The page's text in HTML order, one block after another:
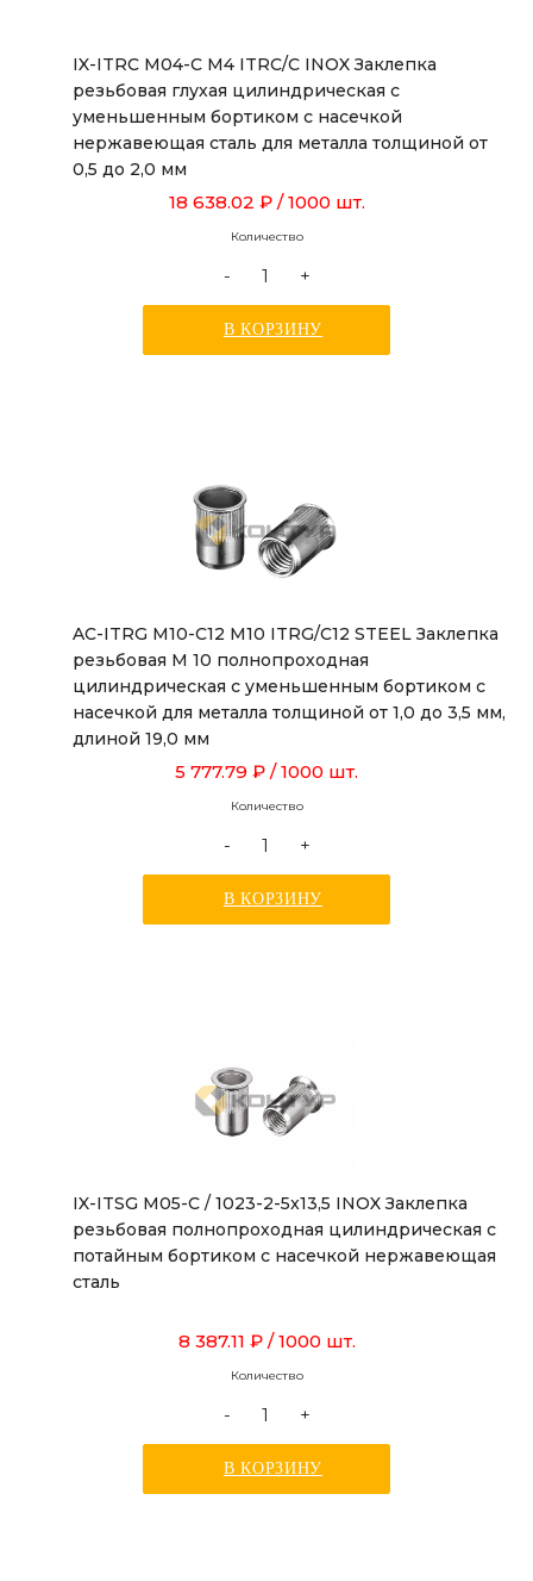
IX-ITRC M04-C M4 ITRC/C INOX Заклепка
резьбовая глухая цилиндрическая с
уменьшенным бортиком с насечкой
нержавеющая сталь для металла толщиной от
0,5 до 2,0 мм
18 638.02 ₽ / 1000 шт.
Количество
- +
В КОРЗИНУ
AC-ITRG M10-C12 M10 ITRG/C12 STEEL Заклепка
резьбовая М 10 полнопроходная
цилиндрическая с уменьшенным бортиком с
насечкой для металла толщиной от 1,0 до 3,5 мм,
длиной 19,0 мм
5 777.79 ₽ / 1000 шт.
Количество
- +
В КОРЗИНУ
IX-ITSG M05-C / 1023-2-5x13,5 INOX Заклепка
резьбовая полнопроходная цилиндрическая с
потайным бортиком с насечкой нержавеющая
сталь
8 387.11 ₽ / 1000 шт.
Количество
- +
В КОРЗИНУ